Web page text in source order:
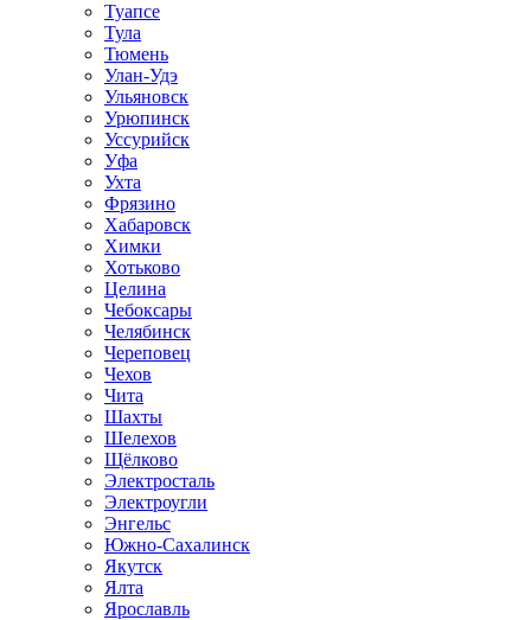
Туапсе
Тула
Тюмень
Улан-Удэ
Ульяновск
Урюпинск
Уссурийск
Уфа
Ухта
Фрязино
Хабаровск
Химки
Хотьково
Целина
Чебоксары
Челябинск
Череповец
Чехов
Чита
Шахты
Шелехов
Щёлково
Электросталь
Электроугли
Энгельс
Южно-Сахалинск
Якутск
Ялта
Ярославль